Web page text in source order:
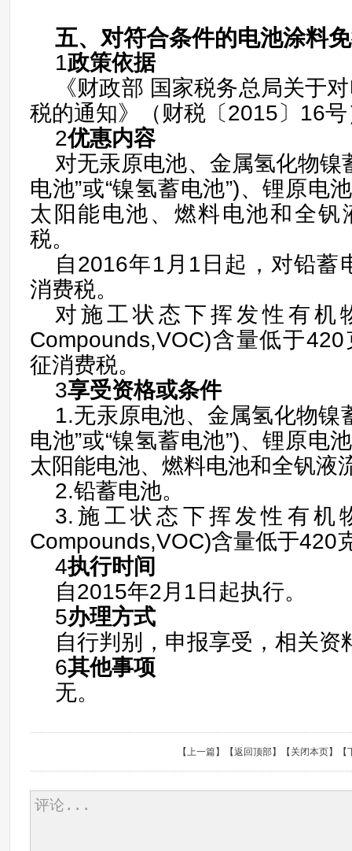
五、对符合条件的电池涂料
1政策依据
《财政部 国家税务总局关于
税的通知》（财税〔2015〕16
2优惠内容
对无汞原电池、金属氢化物镍
电池”或“镍氢蓄电池”)、锂原电
太阳能电池、燃料电池和全钒
税。
自2016年1月1日起，对铅蓄
消费税。
对施工状态下挥发性有机
Compounds,VOC)含量低于
征消费税。
3享受资格或条件
1.无汞原电池、金属氢化物镍
电池”或“镍氢蓄电池”)、锂原电
太阳能电池、燃料电池和全钒液
2.铅蓄电池。
3.施工状态下挥发性有机
Compounds,VOC)含量低于420
4执行时间
自2015年2月1日起执行。
5办理方式
自行判别，申报享受，相关资
6其他事项
无。
【上一篇】【返回顶部】【 关闭本页】【